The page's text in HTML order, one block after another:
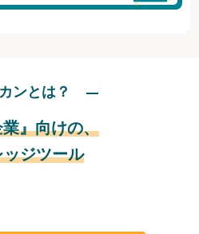
ンとは？
』向けの、
ジツール